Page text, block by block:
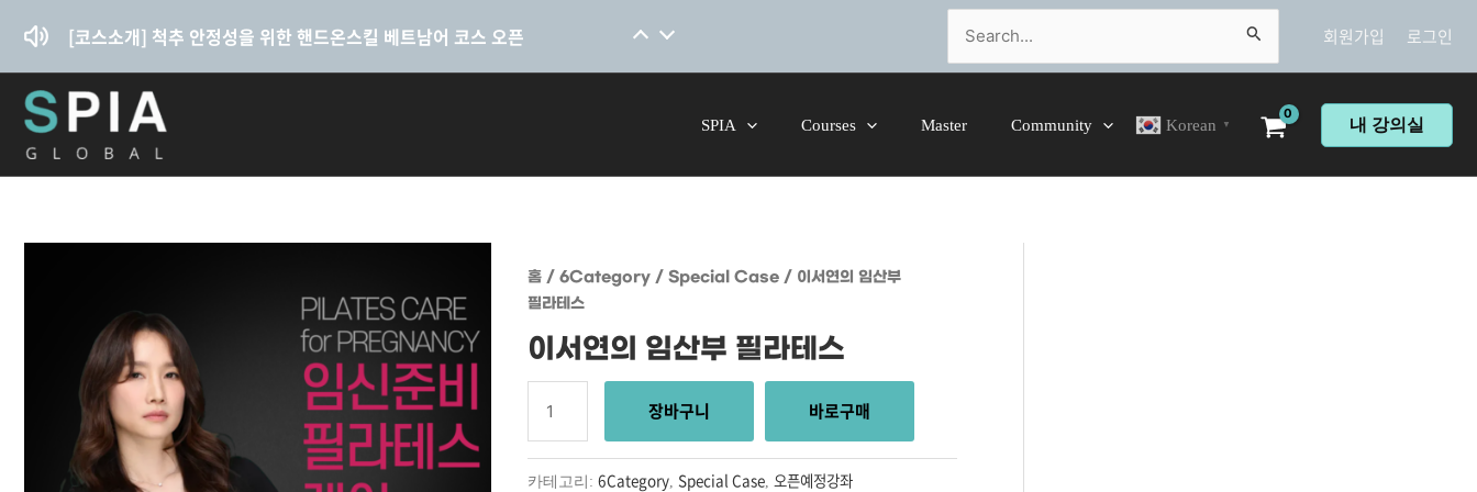
건너뛰기
[코스소개] 척추 안정성을 위한 핸드온스킬 베트남어 코스 오픈
Search
for:
회원가입 로그인
SPIA Courses Master Community Korean ▼ 내 강의실
홈 /6Category /Special Case / 이서연의 임산부
필라테스
이서연의 임산부 필라테스
임산부
필라테스
수량
장바구니 바로구매
카테고리:6Category Special Case 오픈예정강좌